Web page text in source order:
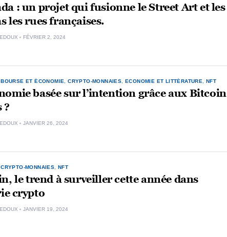
: un projet qui fusionne le Street Art et les
les rues françaises.
FÉVRIER 2, 2024
,BOURSE ET ÉCONOMIE ,CRYPTO-MONNAIES ,ECONOMIE ET LITTÉRATURE ,NFT
basée sur l’intention grâce aux Bitcoin
?
JANVIER 26, 2024
,CRYPTO-MONNAIES ,NFT
le trend à surveiller cette année dans
crypto
JANVIER 19, 2024